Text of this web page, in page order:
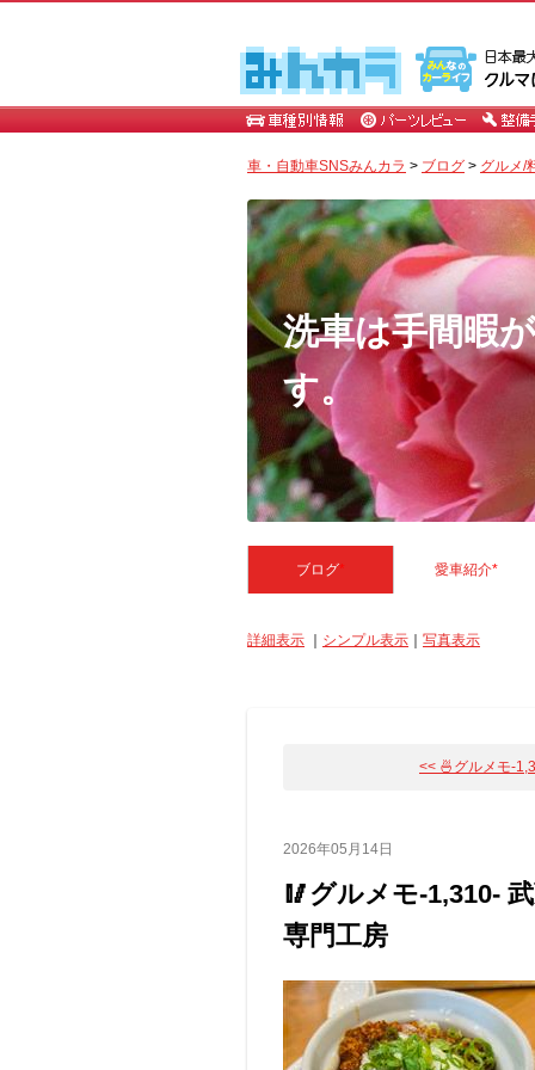
車・自動車SNSみんカラ > ブログ > グルメ/
洗車は手間暇
す。
ブログ* 愛車紹介*
詳細表示 シンプル表示 写真表示
<< 🍜グルメモ-
2026年05月14日
🥢グルメモ-1,310-
専門工房